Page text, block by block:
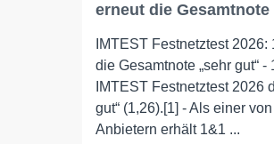
erneut die Gesamtnote
IMTEST Festnetztest
die Gesamtnote „sehr gut“
IMTEST Festnetztest 2026
gut“ (1,26).[1] - Als einer
Anbietern erhält 1&1 ...